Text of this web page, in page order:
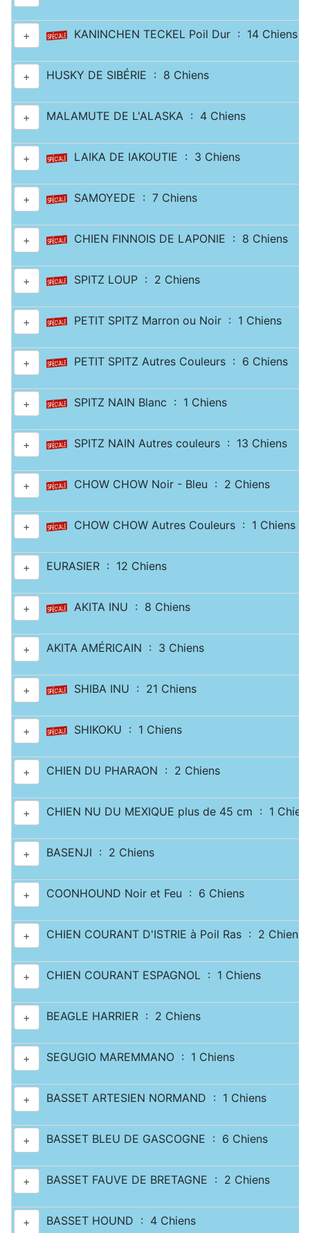
+ KANINCHEN TECKEL Poil Dur : 14 Chiens
+ HUSKY DE SIBÉRIE : 8 Chiens
+ MALAMUTE DE L'ALASKA : 4 Chiens
+ LAIKA DE IAKOUTIE : 3 Chiens
+ SAMOYEDE : 7 Chiens
+ CHIEN FINNOIS DE LAPONIE : 8 Chiens
+ SPITZ LOUP : 2 Chiens
+ PETIT SPITZ Marron ou Noir : 1 Chiens
+ PETIT SPITZ Autres Couleurs : 6 Chiens
+ SPITZ NAIN Blanc : 1 Chiens
+ SPITZ NAIN Autres couleurs : 13 Chiens
+ CHOW CHOW Noir - Bleu : 2 Chiens
+ CHOW CHOW Autres Couleurs : 1 Chiens
+ EURASIER : 12 Chiens
+ AKITA INU : 8 Chiens
+ AKITA AMÉRICAIN : 3 Chiens
+ SHIBA INU : 21 Chiens
+ SHIKOKU : 1 Chiens
+ CHIEN DU PHARAON : 2 Chiens
+ CHIEN NU DU MEXIQUE plus de 45 cm : 1
+ BASENJI : 2 Chiens
+ COONHOUND Noir et Feu : 6 Chiens
+ CHIEN COURANT D'ISTRIE à Poil Ras : 2 Chiens
+ CHIEN COURANT ESPAGNOL : 1 Chiens
+ BEAGLE HARRIER : 2 Chiens
+ SEGUGIO MAREMMANO : 1 Chiens
+ BASSET ARTESIEN NORMAND : 1 Chiens
+ BASSET BLEU DE GASCOGNE : 6 Chiens
+ BASSET FAUVE DE BRETAGNE : 2 Chiens
+ BASSET HOUND : 4 Chiens